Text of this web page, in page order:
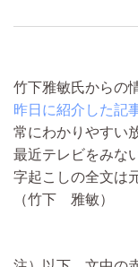
竹下雅敏氏からの
昨日に紹介した記
常にわかりやすい
最近テレビをみな
字起こしの全文は
（竹下 雅敏）